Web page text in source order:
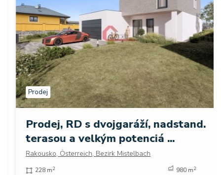
Prodej
Prodej, RD s dvojgaráží, nadstand.
terasou a velkým potenciá ...
Rakousko, Österreich, Bezirk Mistelbach
228 m 2 980 m 2